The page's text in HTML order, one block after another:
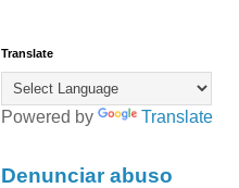
Translate
Powered by Translate
Denunciar abuso